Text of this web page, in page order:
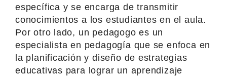
específica y se encarga de transmitir
conocimientos a los estudiantes en el aula.
Por otro lado, un pedagogo es un
especialista en pedagogía que se enfoca en
la planificación y diseño de estrategias
educativas para lograr un aprendizaje